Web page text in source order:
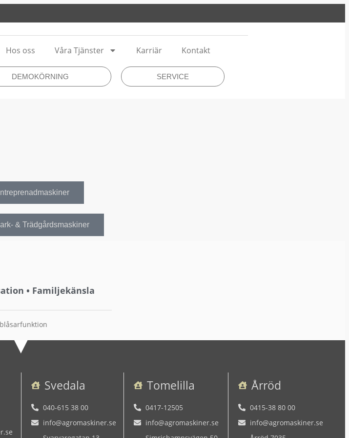
Hos oss Våra Tjänster Karriär Kontakt
DEMOKÖRNING SERVICE
& Trädgårdsmaskiner
• Familjekänsla
Svedala
040-615 38 00
info@agromaskiner.se
Tomelilla
0417-12505
info@agromaskiner.se
Årröd
0415-38 80 00
info@agromaskiner.se